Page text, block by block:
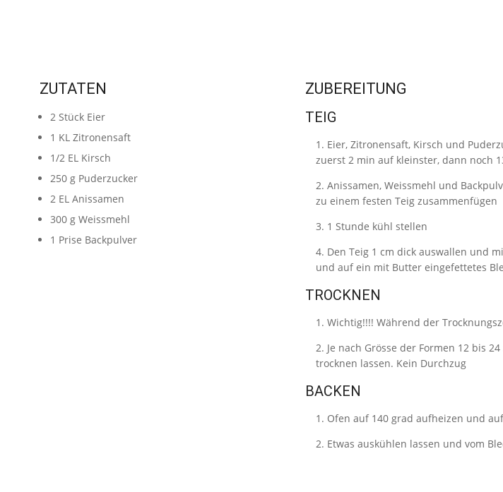
ZUTATEN
2 Stück Eier
1 KL Zitronensaft
1/2 EL Kirsch
250 g Puderzucker
2 EL Anissamen
300 g Weissmehl
1 Prise Backpulver
ZUBEREITUNG
TEIG
Eier, Zitronensaft, Kirsch und
zuerst 2 min auf kleinster, dann noch
Anissamen, Weissmehl und
zu einem festen Teig zusammenfügen
1 Stunde kühl stellen
Den Teig 1 cm dick auswallen und
und auf ein mit Butter eingefettetes
TROCKNEN
Wichtig!!!! Während der
Je nach Grösse der Formen 12 bis
trocknen lassen. Kein Durchzug
BACKEN
Ofen auf 140 grad aufheizen und
Etwas auskühlen lassen und vom